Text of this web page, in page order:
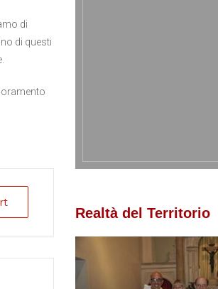
di
di questi
Realtà del Territorio